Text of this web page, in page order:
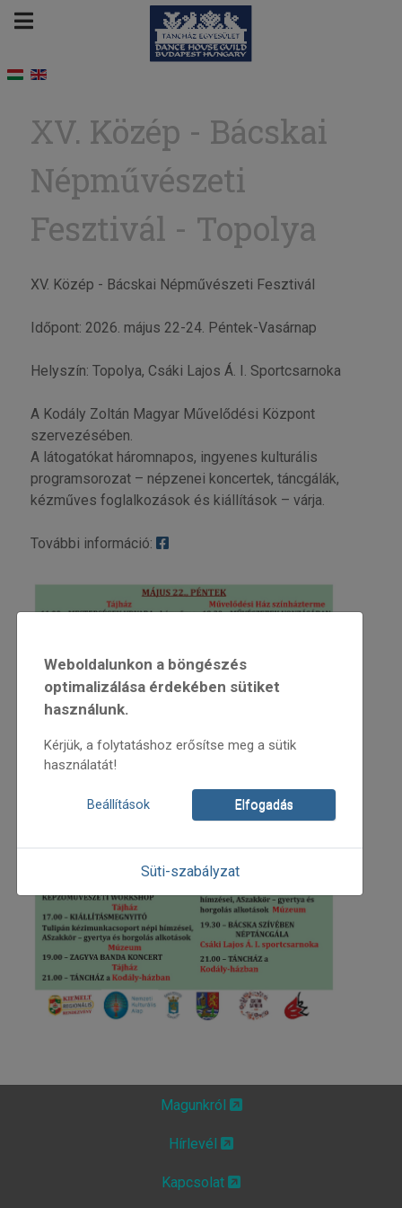
XV. Közép - Bácskai
Népművészeti
Fesztivál - Topolya
XV. Közép - Bácskai Népművészeti Fesztivál
Időpont: 2026. május 22-24. Péntek-Vasárnap
Helyszín: Topolya, Csáki Lajos Á. I. Sportcsarnoka
A Kodály Zoltán Magyar Művelődési Központ
szervezésében.
A látogatókat háromnapos, ingyenes kulturális
programsorozat – népzenei koncertek, táncgálák,
kézműves foglalkozások és kiállítások – várja.
További információ:
Weboldalunkon a böngészés
optimalizálása érdekében sütiket
használunk.
Kérjük, a folytatáshoz erősítse meg a sütik
használatát!
Beállítások Elfogadás
Süti-szabályzat
Magunkról
Hírlevél
Kapcsolat